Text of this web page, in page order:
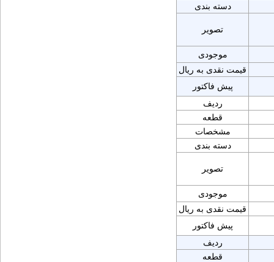
دسته بندی
تصویر
موجودی
قیمت نقدی به ریال
پیش فاکتور
ردیف
قطعه
مشخصات
دسته بندی
تصویر
موجودی
قیمت نقدی به ریال
پیش فاکتور
ردیف
قطعه